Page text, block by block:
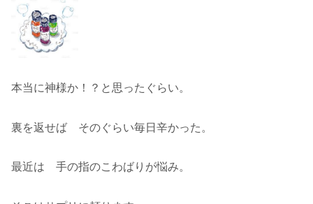
本当に神様か！？と思ったぐらい。
裏を返せば そのぐらい毎日辛かった。
最近は 手の指のこわばりが悩み。